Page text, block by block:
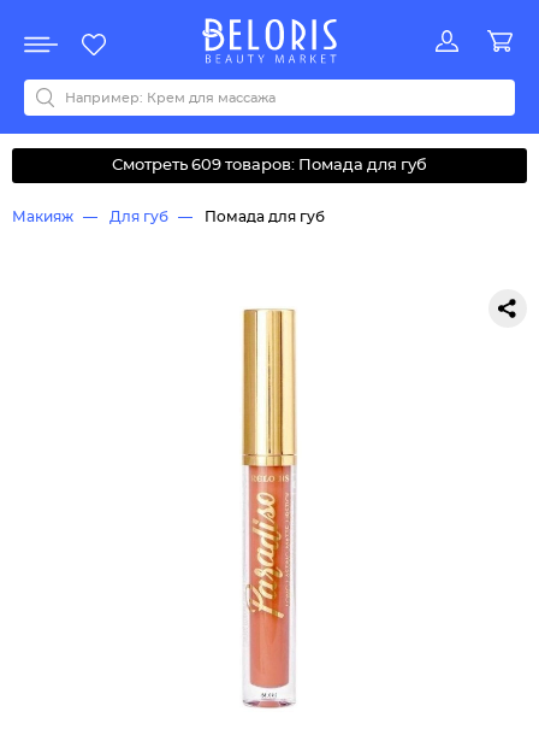
Акции
Все бренды
0-9ABCDEFGHIJKLMNOPQRSTUVWYZАБВДЗИМОКЛНПРСТУФ
Смотреть 609 товаров: Помада для губ
Макияж Для губ Помада для губ